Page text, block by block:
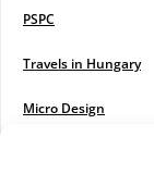
PSPC
Travels in Hungary
Micro Design